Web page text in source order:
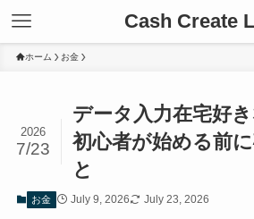
Cash Create
ホーム お金
データ入力在宅好
初心者が始める前
と
2026
7/23
お金 July 9, 2026 July 23, 2026